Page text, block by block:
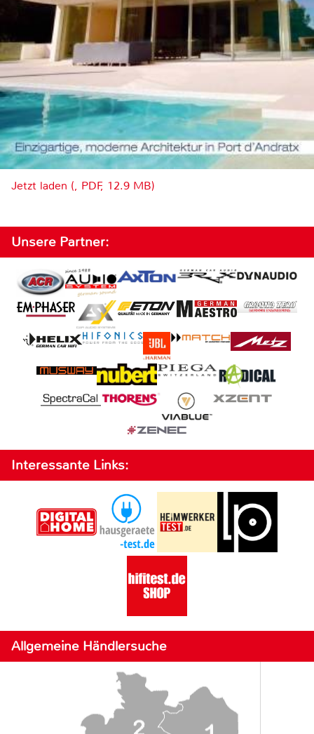
Jetzt laden (, PDF, 12.9 MB)
Unsere Partner:
Interessante Links:
Allgemeine Händlersuche